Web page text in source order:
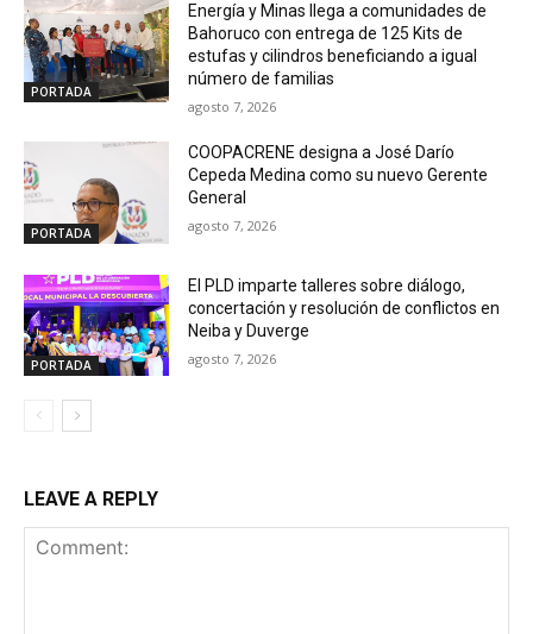
PORTADA
Energía y Minas llega a comunidades de
Bahoruco con entrega de 125 Kits de
estufas y cilindros beneficiando a igual
número de familias
agosto 7, 2026
PORTADA
COOPACRENE designa a José Darío
Cepeda Medina como su nuevo Gerente
General
agosto 7, 2026
PORTADA
El PLD imparte talleres sobre diálogo,
concertación y resolución de conflictos en
Neiba y Duverge
agosto 7, 2026
LEAVE A REPLY